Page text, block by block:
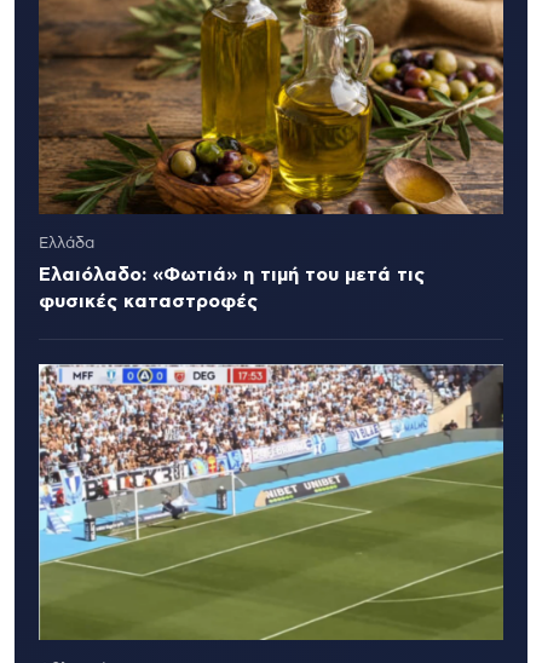
Ελλάδα
Ελαιόλαδο: «Φωτιά» η τιμή του μετά τις
φυσικές καταστροφές